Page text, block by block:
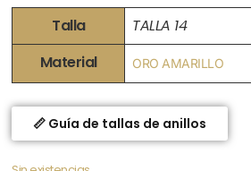
Talla
TALLA 14
Material
ORO AMARILLO
📏 Guía de tallas de anillos